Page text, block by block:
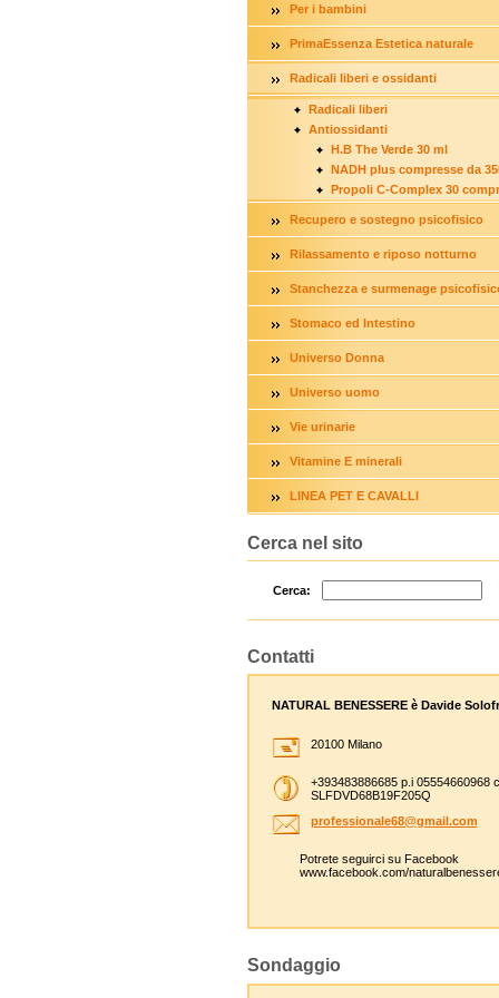
Per i bambini
PrimaEssenza Estetica naturale
Radicali liberi e ossidanti
Radicali liberi
Antiossidanti
H.B The Verde 30 ml
NADH plus compresse da
Propoli C-Complex 30
Recupero e sostegno psicofisico
Rilassamento e riposo notturno
Stanchezza e surmenage
Stomaco ed Intestino
Universo Donna
Universo uomo
Vie urinarie
Vitamine E minerali
LINEA PET E CAVALLI
Cerca nel sito
Cerca:
Contatti
NATURAL BENESSERE è Davide
20100 Milano
+393483886685 p.i 05554660968
SLFDVD68B19F205Q
professionale68@gmail.com
Potrete seguirci su Facebook
www.facebook.com/
Sondaggio